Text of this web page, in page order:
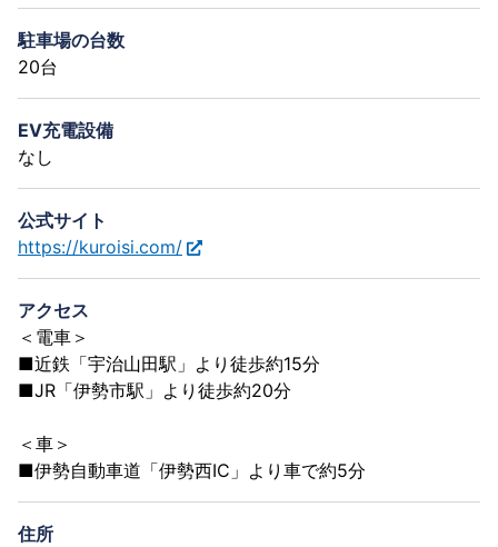
駐車場の台数
20台
EV充電設備
なし
公式サイト
https://kuroisi.com/
アクセス
＜電車＞
■近鉄「宇治山田駅」より徒歩約15分
■JR「伊勢市駅」より徒歩約20分
＜車＞
■伊勢自動車道「伊勢西IC」より車で約5分
住所